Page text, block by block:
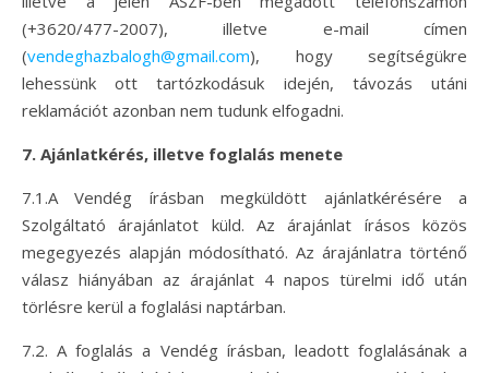
(+3620/477-2007), illetve e-mail címen
(vendeghazbalogh@gmail.com), hogy segítségükre
lehessünk ott tartózkodásuk idején, távozás utáni
reklamációt azonban nem tudunk elfogadni.
7. Ajánlatkérés, illetve foglalás menete
7.1.A Vendég írásban megküldött ajánlatkérésére a
Szolgáltató árajánlatot küld. Az árajánlat írásos közös
megegyezés alapján módosítható. Az árajánlatra történő
válasz hiányában az árajánlat 4 napos türelmi idő után
törlésre kerül a foglalási naptárban.
7.2. A foglalás a Vendég írásban, leadott foglalásának a